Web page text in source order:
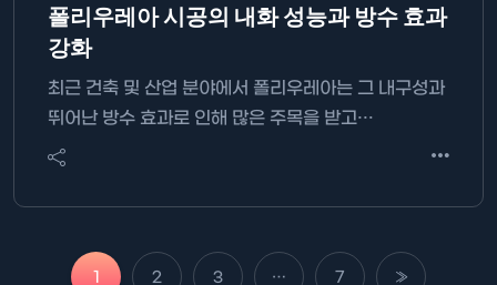
폴리우레아 시공의 내화 성능과 방수 효과
강화
최근 건축 및 산업 분야에서 폴리우레아는 그 내구성과
뛰어난 방수 효과로 인해 많은 주목을 받고…
1 2 3 … 7 »